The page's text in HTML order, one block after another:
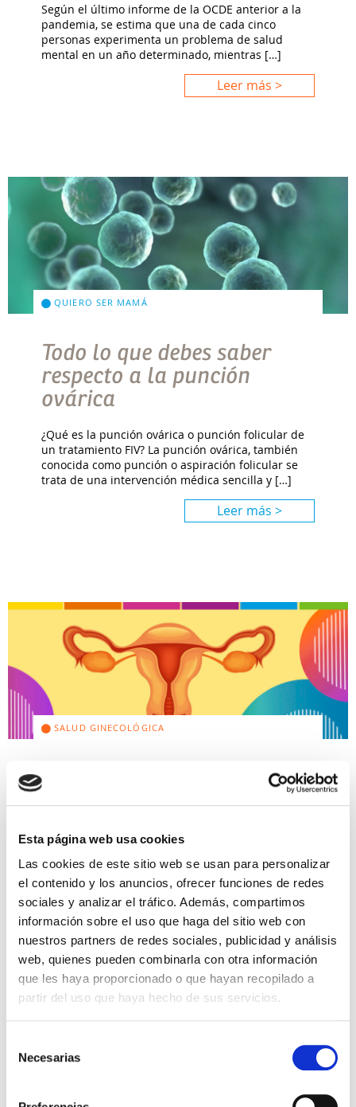
Esta página web usa cookies
Las cookies de este sitio web se usan para personalizar
el contenido y los anuncios, ofrecer funciones de redes
sociales y analizar el tráfico. Además, compartimos
información sobre el uso que haga del sitio web con
nuestros partners de redes sociales, publicidad y análisis
web, quienes pueden combinarla con otra información
que les haya proporcionado o que hayan recopilado a
partir del uso que haya hecho de sus servicios.
Necesarias
Según el último informe de la OCDE anterior a la
pandemia, se estima que una de cada cinco
personas experimenta un problema de salud
mental en un año determinado, mientras […]
Leer más >
QUIERO SER MAMÁ
Todo lo que debes saber
respecto a la punción
ovárica
¿Qué es la punción ovárica o punción folicular de
un tratamiento FIV? La punción ovárica, también
conocida como punción o aspiración folicular se
trata de una intervención médica sencilla y […]
Leer más >
SALUD GINECOLÓGICA
Trompas de Falopio
obstruidas: causas,
Soluciones para ser madre
La obstrucción tubárica es una de las principales
causas de infertilidad. Las trompas uterinas o
trompas de Falopio son dos conductos u oviductos
que emergen de los cuernos uterinos y […]
Leer más >